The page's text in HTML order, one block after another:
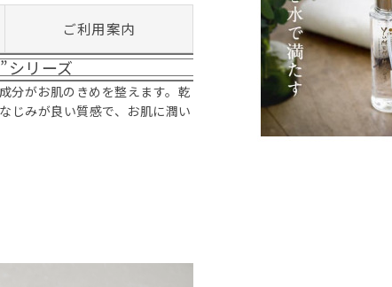
ご利用案内
シリーズ
分がお肌のきめを整えます。乾
じみが良い質感で、お肌に潤い